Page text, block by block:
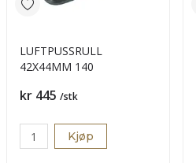
LUFTPUSSRULL
42X44MM 140
Pris
kr 445 /stk
Kjøp